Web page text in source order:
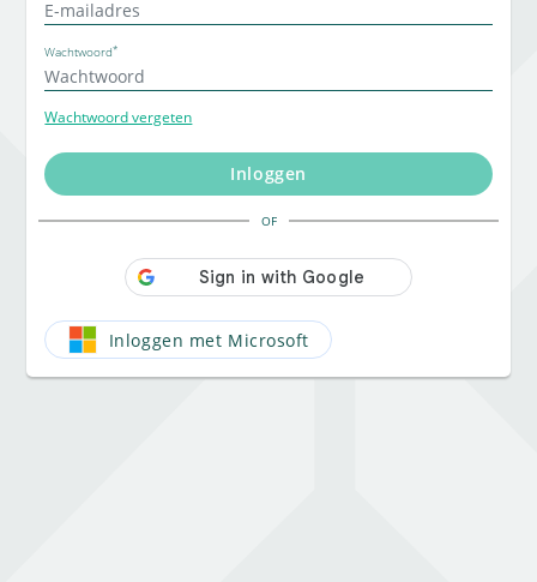
Wachtwoord*
Wachtwoord vergeten
Inloggen
OF
Inloggen met Microsoft